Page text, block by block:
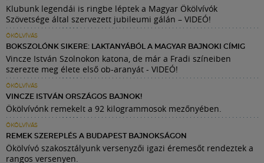
Klubunk legendái is ringbe léptek a Magyar Ökölvívók
Szövetsége által szervezett jubileumi gálán – VIDEÓ!
ÖKÖLVÍVÁS
BOKSZOLÓNK SIKERE: LAKTANYÁBÓL A MAGYAR BAJNOKI CÍMIG
Vincze István Szolnokon katona, de már a Fradi színeiben
szerezte meg élete első ob-aranyát - VIDEÓ!
ÖKÖLVÍVÁS
VINCZE ISTVÁN ORSZÁGOS BAJNOK!
Ökölvívónk remekelt a 92 kilogrammosok mezőnyében.
ÖKÖLVÍVÁS
REMEK SZEREPLÉS A BUDAPEST BAJNOKSÁGON
Ökölvívó szakosztályunk versenyzői igazi éremesőt rendeztek a
rangos versenyen.